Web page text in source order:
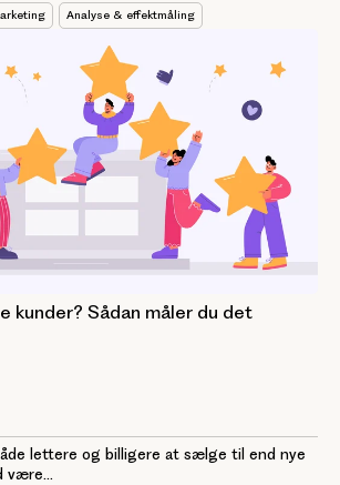
Analyse & effektmåling
kunder? Sådan måler du det
lettere og billigere at sælge til end nye
være...